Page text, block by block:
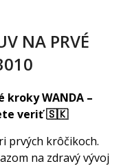
NA PRVÉ
kroky WANDA –
veriť 🇸🇰
prvých krôčikoch.
na zdravý vývoj